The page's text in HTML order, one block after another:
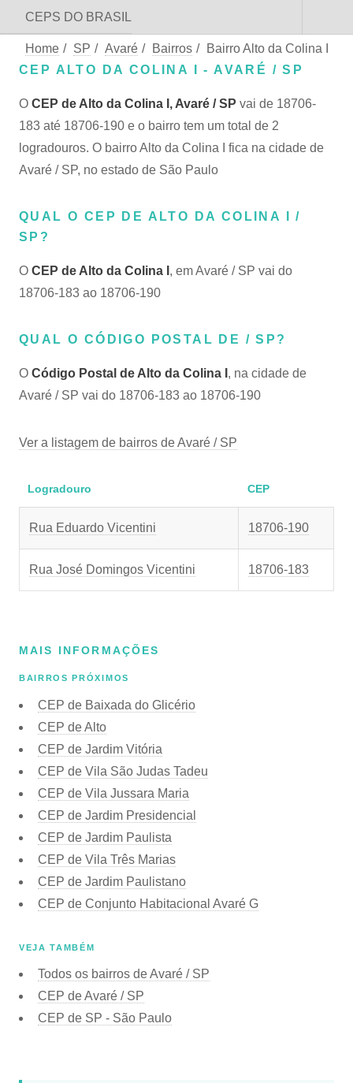
CEPS DO BRASIL
Home / SP / Avaré / Bairros /
Bairro Alto da Colina I
CEP ALTO DA COLINA I - AVARÉ / SP
O CEP de Alto da Colina I, Avaré / SP vai de 18706-
183 até 18706-190 e o bairro tem um total de 2
logradouros. O bairro Alto da Colina I fica na cidade de
Avaré / SP, no estado de São Paulo
QUAL O CEP DE ALTO DA COLINA I /
SP?
O CEP de Alto da Colina I , em Avaré / SP vai do
18706-183 ao 18706-190
QUAL O CÓDIGO POSTAL DE / SP?
O Código Postal de Alto da Colina I , na cidade de
Avaré / SP vai do 18706-183 ao 18706-190
Ver a listagem de bairros de Avaré / SP
Logradouro CEP
Rua Eduardo Vicentini 18706-190
Rua José Domingos Vicentini 18706-183
MAIS INFORMAÇÕES
BAIRROS PRÓXIMOS
CEP de Baixada do Glicério
CEP de Alto
CEP de Jardim Vitória
CEP de Vila São Judas Tadeu
CEP de Vila Jussara Maria
CEP de Jardim Presidencial
CEP de Jardim Paulista
CEP de Vila Três Marias
CEP de Jardim Paulistano
CEP de Conjunto Habitacional Avaré G
VEJA TAMBÉM
Todos os bairros de Avaré / SP
CEP de Avaré / SP
CEP de SP - São Paulo